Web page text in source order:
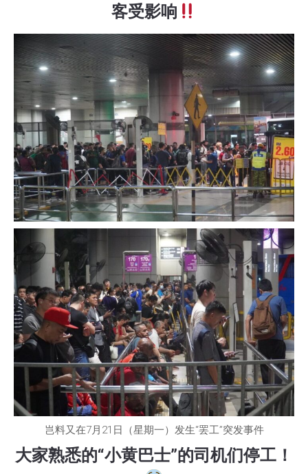
客受影响
岂料又在7月21日（星期一）发生“罢工”突发事件
大家熟悉的“小黄巴士”的司机们停工！